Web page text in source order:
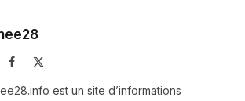
Facebook
est un site d’informations